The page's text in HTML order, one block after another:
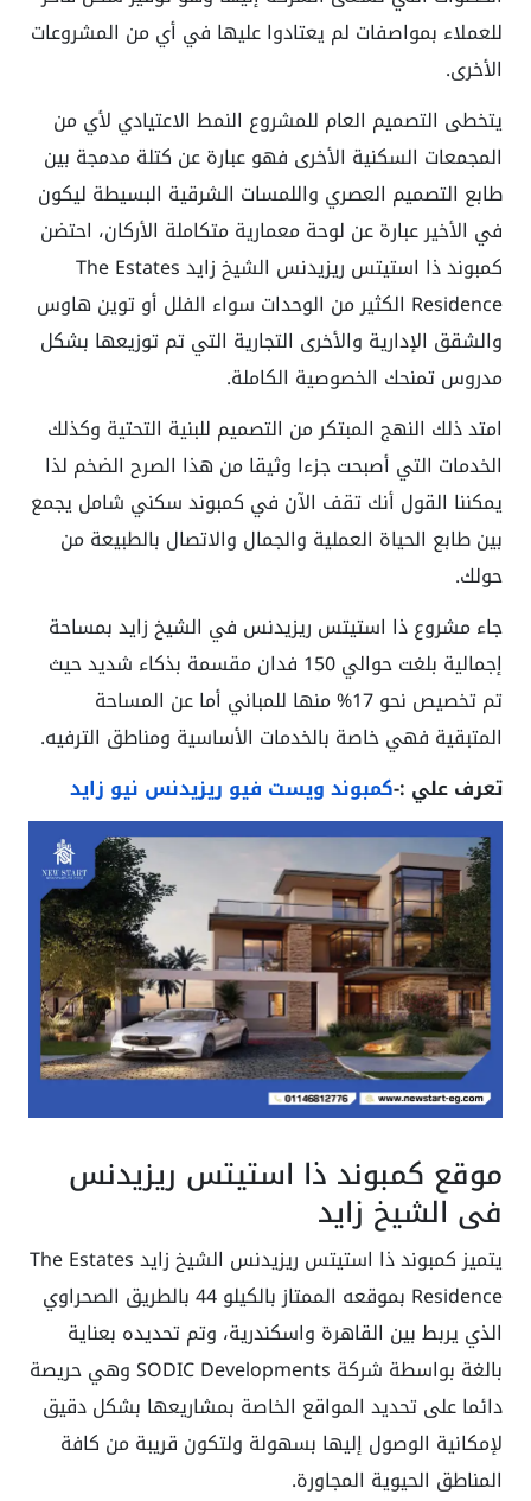
للعملاء بمواصفات لم يعتادوا عليها في أي من المشروعات
الأخرى.
يتخطى التصميم العام للمشروع النمط الاعتيادي لأي من
المجمعات السكنية الأخرى فهو عبارة عن كتلة مدمجة بين
طابع التصميم العصري واللمسات الشرقية البسيطة ليكون
في الأخير عبارة عن لوحة معمارية متكاملة الأركان، احتضن
كمبوند ذا استيتس ريزيدنس الشيخ زايد The Estates
Residence الكثير من الوحدات سواء الفلل أو توين هاوس
والشقق الإدارية والأخرى التجارية التي تم توزيعها بشكل
مدروس تمنحك الخصوصية الكاملة.
امتد ذلك النهج المبتكر من التصميم للبنية التحتية وكذلك
الخدمات التي أصبحت جزءا وثيقا من هذا الصرح الضخم لذا
يمكننا القول أنك تقف الآن في كمبوند سكني شامل يجمع
بين طابع الحياة العملية والجمال والاتصال بالطبيعة من
حولك.
جاء مشروع ذا استيتس ريزيدنس في الشيخ زايد بمساحة
إجمالية بلغت حوالي 150 فدان مقسمة بذكاء شديد حيث
تم تخصيص نحو 17% منها للمباني أما عن المساحة
المتبقية فهي خاصة بالخدمات الأساسية ومناطق الترفيه.
تعرف علي :-كمبوند ويست فيو ريزيدنس نيو زايد
موقع كمبوند ذا استيتس ريزيدنس
في الشيخ زايد
يتميز كمبوند ذا استيتس ريزيدنس الشيخ زايد The Estates
Residence بموقعه الممتاز بالكيلو 44 بالطريق الصحراوي
الذي يربط بين القاهرة واسكندرية، وتم تحديده بعناية
بالغة بواسطة شركة SODIC Developments وهي حريصة
دائما على تحديد المواقع الخاصة بمشاريعها بشكل دقيق
لإمكانية الوصول إليها بسهولة ولتكون قريبة من كافة
المناطق الحيوية المجاورة.